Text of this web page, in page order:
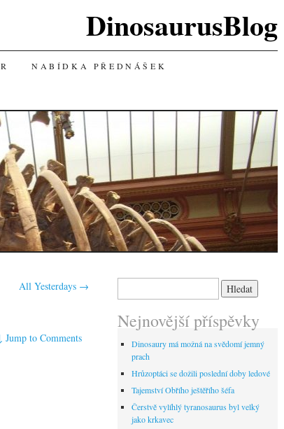
DinosaurusBlog
NABÍDKA PŘEDNÁŠEK
All Yesterdays →
↓Jump to Comments
Nejnovější příspěvky
Dinosaury má možná na svědomí jemný
prach
Hrůzoptáci se dožili poslední doby ledové
Tajemství Obřího ještěřího šéfa
Čerstvě vylíhlý tyranosaurus byl velký
jako krkavec